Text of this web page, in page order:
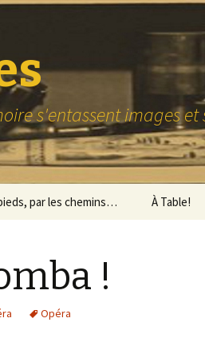
s'entassent images
par les chemins… À Table!
!
Opéra